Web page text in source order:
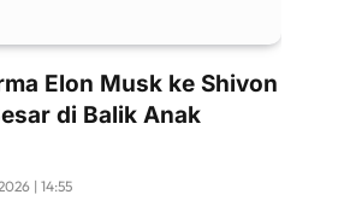
Elon Musk ke Shivon
di Balik Anak
| 14:55